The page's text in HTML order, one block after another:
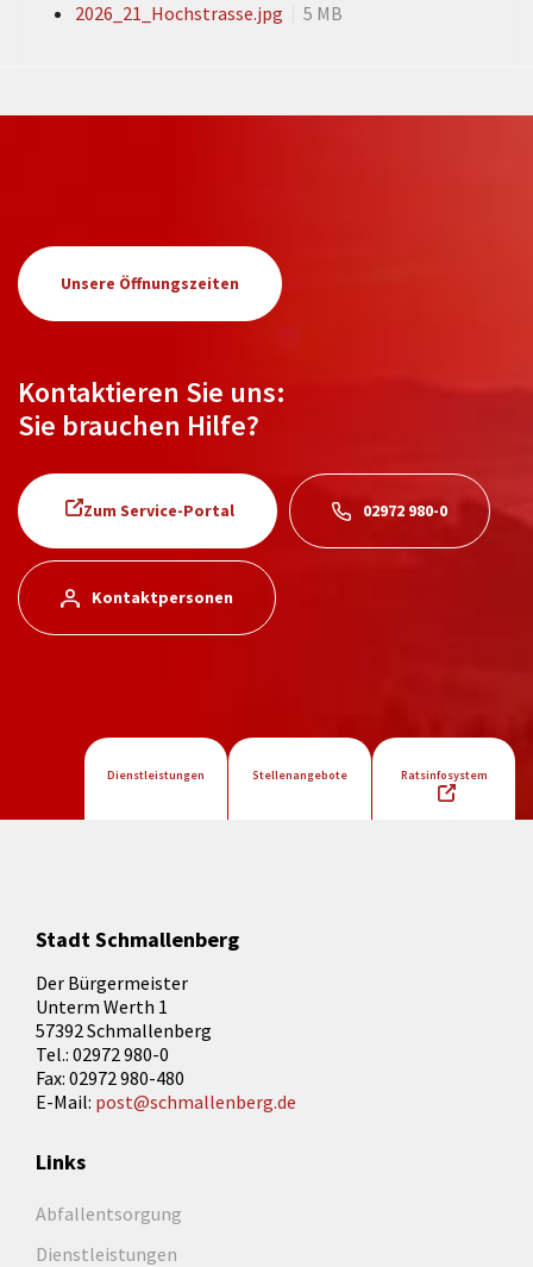
2026_21_Hochstrasse.jpg 5 MB
Unsere Öffnungszeiten
Kontaktieren Sie uns:
Sie brauchen Hilfe?
Zum Service-Portal 02972 980-0
Kontaktpersonen
Dienstleistungen Stellenangebote Ratsinfosystem
Stadt Schmallenberg
Der Bürgermeister
Unterm Werth 1
57392 Schmallenberg
Tel.: 02972 980-0
Fax: 02972 980-480
E-Mail: post@schmallenberg.de
Links
Abfallentsorgung
Dienstleistungen